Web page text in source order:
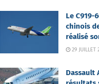
Le
chinois
réalisé
29 JUILLET
Dassault